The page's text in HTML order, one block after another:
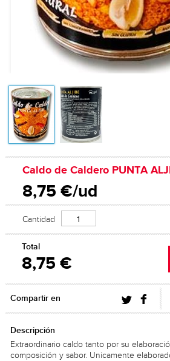
Caldo de Caldero PUNTA
8,75 €/ud
Cantidad
Total
8,75 €
Compartir en
Descripción
Extraordinario caldo tanto por su
composición y sabor. Unicamente